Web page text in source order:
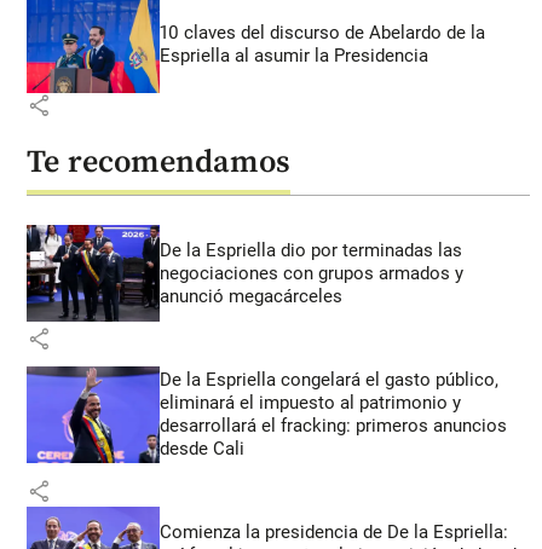
10 claves del discurso de Abelardo de la
Espriella al asumir la Presidencia
share
Te recomendamos
De la Espriella dio por terminadas las
negociaciones con grupos armados y
anunció megacárceles
share
De la Espriella congelará el gasto público,
eliminará el impuesto al patrimonio y
desarrollará el fracking: primeros anuncios
desde Cali
share
Comienza la presidencia de De la Espriella: